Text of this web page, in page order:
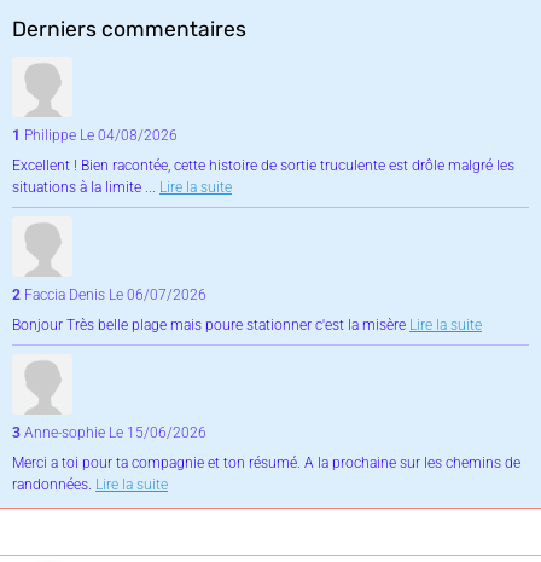
Derniers commentaires
1 Philippe Le 04/08/2026
Excellent ! Bien racontée, cette histoire de sortie truculente est drôle malgré les
situations à la limite ... Lire la suite
2 Faccia Denis Le 06/07/2026
Bonjour Très belle plage mais poure stationner c'est la misère Lire la suite
3 Anne-sophie Le 15/06/2026
Merci a toi pour ta compagnie et ton résumé. A la prochaine sur les chemins de
randonnées. Lire la suite